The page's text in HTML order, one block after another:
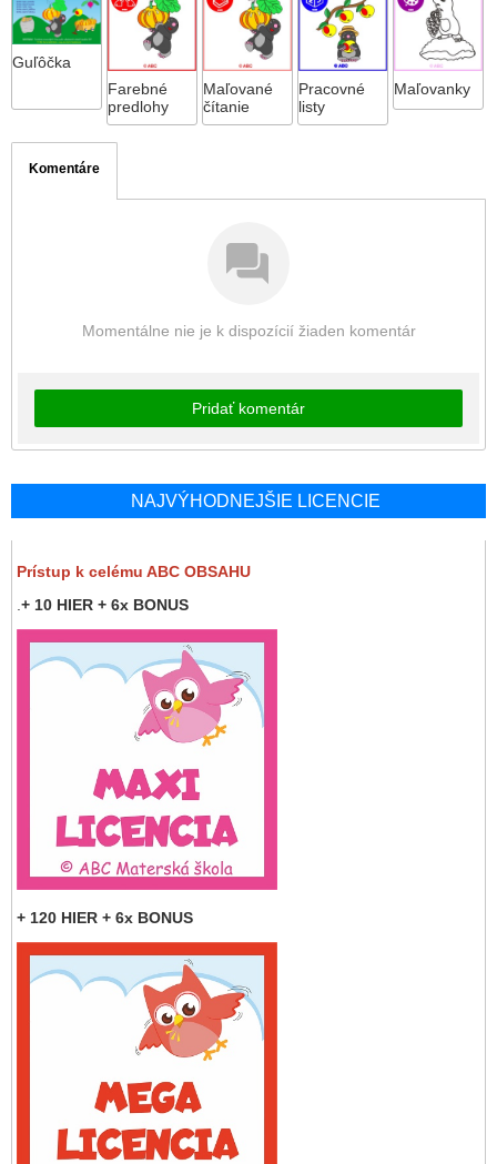
NAJVÝHODNEJŠIE LICENCIE
Prístup k celému ABC OBSAHU
+ 10 HIER + 6x BONUS
+ 120 HIER + 6x BONUS
Guľôčka
Farebné
predlohy
Maľované
čítanie
Pracovné
listy
Maľovanky
Komentáre
Momentálne nie je k dispozícií žiaden komentár
Pridať komentár